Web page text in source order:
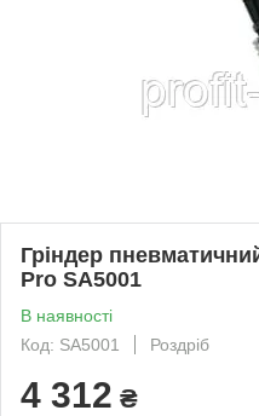
Гріндер
Pro SA5001
В наявності
Код: SA5001
Роздріб
4 312 ₴